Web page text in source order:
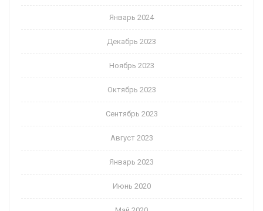
Январь 2024
Декабрь 2023
Ноябрь 2023
Октябрь 2023
Сентябрь 2023
Август 2023
Январь 2023
Июнь 2020